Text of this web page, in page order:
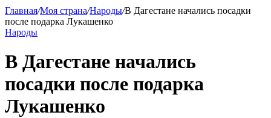
Главная/Моя страна/Народы/В Дагестане начались посадки
после подарка Лукашенко
Народы
В Дагестане начались
посадки после подарка
Лукашенко